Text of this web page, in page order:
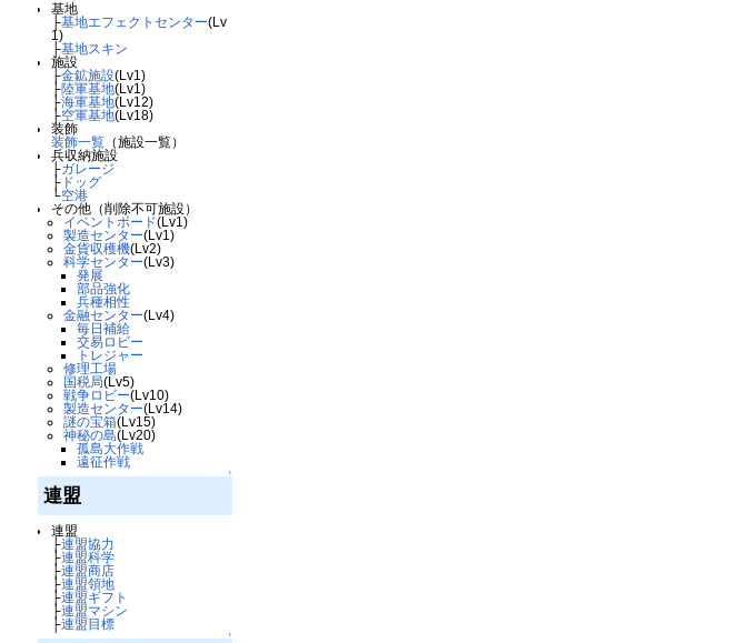
基地
├基地エフェクトセンター(Lv
1)
├基地スキン
施設
├金鉱施設(Lv1)
├陸軍基地(Lv1)
├海軍基地(Lv12)
├空軍基地(Lv18)
装飾
装飾一覧（施設一覧）
兵収納施設
├ガレージ
├ドッグ
└空港
その他（削除不可施設）
イベントボード(Lv1)
製造センター(Lv1)
金貨収穫機(Lv2)
科学センター(Lv3)
発展
部品強化
兵種相性
金融センター(Lv4)
毎日補給
交易ロビー
トレジャー
修理工場
国税局(Lv5)
戦争ロビー(Lv10)
製造センター(Lv14)
謎の宝箱(Lv15)
神秘の島(Lv20)
孤島大作戦
遠征作戦
↑
連盟
連盟
├連盟協力
├連盟科学
├連盟商店
├連盟領地
├連盟ギフト
├連盟マシン
├連盟目標
↑